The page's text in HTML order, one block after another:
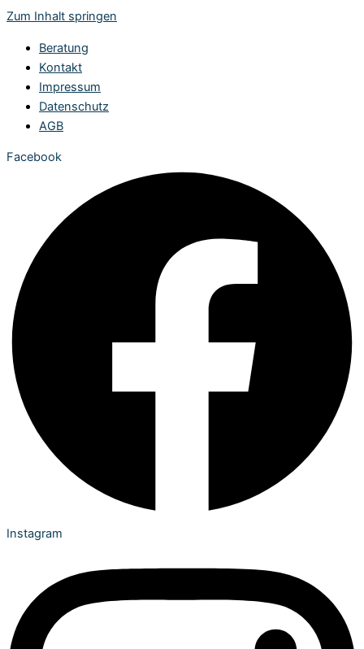
Zum Inhalt springen
Beratung
Kontakt
Impressum
Datenschutz
AGB
Facebook
Instagram